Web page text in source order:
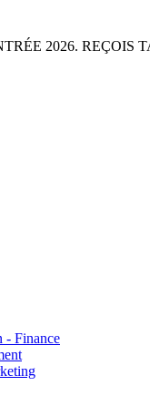
2026. REÇOIS
- Finance